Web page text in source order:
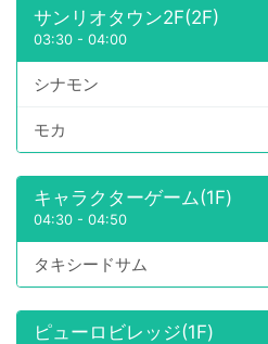
サンリオタウン2F(2F)
03:30 - 04:00
シナモン
モカ
キャラクターゲーム(1F)
04:30 - 04:50
タキシードサム
ピューロビレッジ(1F)